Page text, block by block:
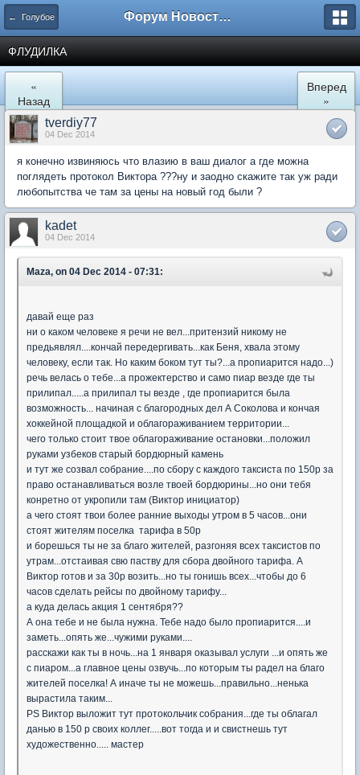
← Голубое Форум Новостройки
ФЛУДИЛКА
«
Назад
Вперед
»
tverdiy77
04 Dec 2014
я конечно извиняюсь что влазию в ваш диалог а где можна
поглядеть протокол Виктора ???ну и заодно скажите так уж ради
любопытства че там за цены на новый год были ?
kadet
04 Dec 2014
Maza, on 04 Dec 2014 - 07:31:
давай еще раз
ни о каком человеке я речи не вел...притензий никому не
предьявлял....кончай передергивать...как Беня, хвала этому
человеку, если так. Но каким боком тут ты?...а пропиарится надо...)
речь велась о тебе...а прожектерство и само пиар везде где ты
прилипал.....а прилипал ты везде , где пропиарится была
возможность... начиная с благородных дел А Соколова и кончая
хоккейной площадкой и облагораживанием территории...
чего только стоит твое облагораживание остановки...положил
руками узбеков старый бордюрный камень
и тут же созвал собрание....по сбору с каждого таксиста по 150р за
право останавливаться возле твоей бордюрины...но они тебя
конретно от укропили там (Виктор инициатор)
а чего стоят твои более ранние выходы утром в 5 часов...они
стоят жителям поселка тарифа в 50р
и борешься ты не за благо жителей, разгоняя всех таксистов по
утрам...отстаивая свю паству для сбора двойного тарифа. А
Виктор готов и за 30р возить...но ты гонишь всех...чтобы до 6
часов сделать рейсы по двойному тарифу...
а куда делась акция 1 сентября??
А она тебе и не была нужна. Тебе надо было пропиарится....и
заметь...опять же...чужими руками....
расскажи как ты в ночь...на 1 января оказывал услуги ...и опять же
с пиаром...а главное цены озвучь...по которым ты радел на благо
жителей поселка! А иначе ты не можешь...правильно...ненька
вырастила таким...
PS Виктор выложит тут протокольчик собрания...где ты облагал
данью в 150 р своих коллег.....вот тогда и и свистнешь тут
художественно..... мастер